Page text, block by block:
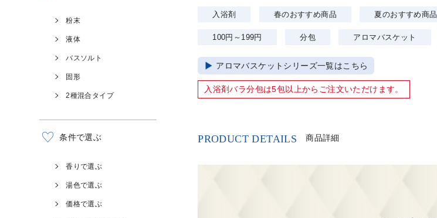
粉末
液体
バスソルト
固形
2種混合タイプ
条件で選ぶ
香りで選ぶ
湯色で選ぶ
価格で選ぶ
入浴剤 春のおすすめ商品 夏のおすすめ商品
100円～199円 分包 アロマバスケット
アロマバスケットシリーズ一覧はこちら
入浴剤バラ分包は5包以上からご注文いただけます。
PRODUCT DETAILS 商品詳細